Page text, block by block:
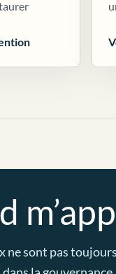
ne sont pas